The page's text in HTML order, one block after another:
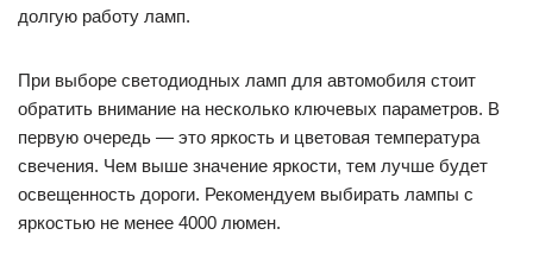
долгую работу ламп.
При выборе светодиодных ламп для автомобиля стоит
обратить внимание на несколько ключевых параметров. В
первую очередь — это яркость и цветовая температура
свечения. Чем выше значение яркости, тем лучше будет
освещенность дороги. Рекомендуем выбирать лампы с
яркостью не менее 4000 люмен.